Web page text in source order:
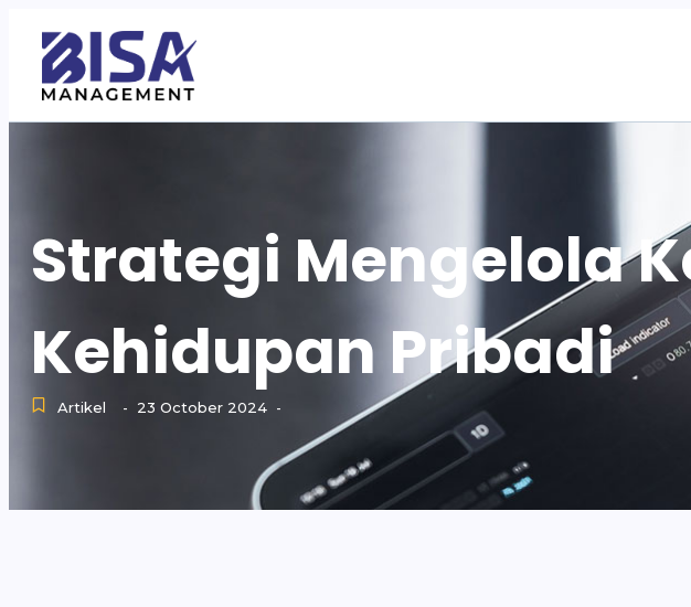
Strategi Mengelola
Kehidupan Pribadi
Artikel - 23 October 2024 -